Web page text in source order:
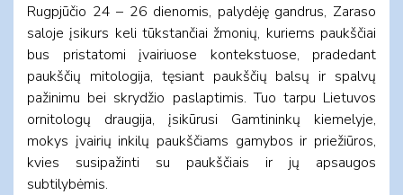
Rugpjūčio 24 – 26 dienomis, palydėję gandrus, Zaraso
saloje įsikurs keli tūkstančiai žmonių, kuriems paukščiai
bus pristatomi įvairiuose kontekstuose, pradedant
paukščių mitologija, tęsiant paukščių balsų ir spalvų
pažinimu bei skrydžio paslaptimis. Tuo tarpu Lietuvos
ornitologų draugija, įsikūrusi Gamtininkų kiemelyje,
mokys įvairių inkilų paukščiams gamybos ir priežiūros,
kvies susipažinti su paukščiais ir jų apsaugos
subtilybėmis.